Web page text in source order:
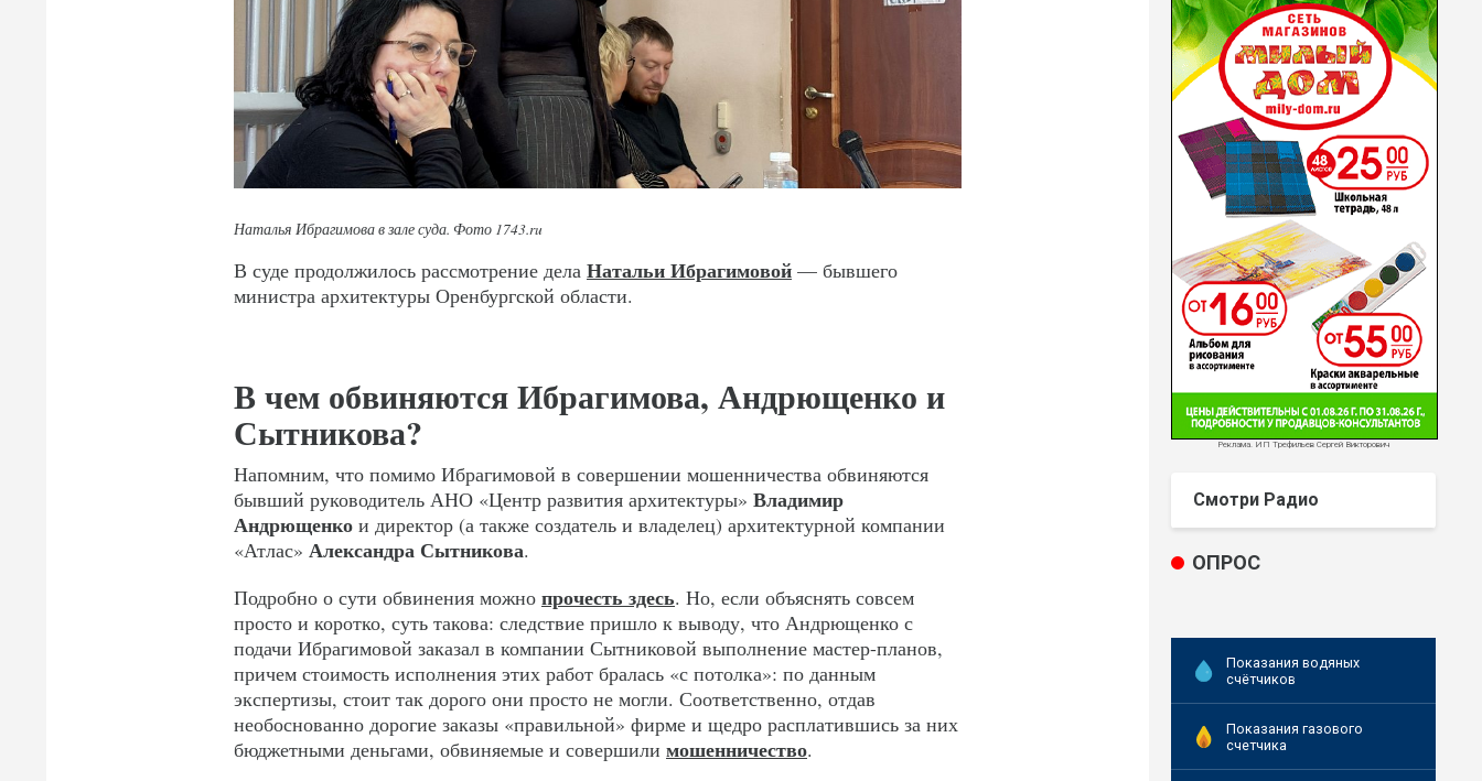
Наталья Ибрагимова в зале суда. Фото 1743.ru
В суде продолжилось рассмотрение дела Натальи Ибрагимовой — бывшего
министра архитектуры Оренбургской области.
В чем обвиняются Ибрагимова, Андрющенко и
Сытникова?
Напомним, что помимо Ибрагимовой в совершении мошенничества обвиняются
бывший руководитель АНО «Центр развития архитектуры» Владимир
Андрющенко и директор (а также создатель и владелец) архитектурной компании
«Атлас» Александра Сытникова.
Подробно о сути обвинения можно прочесть здесь. Но, если объяснять совсем
просто и коротко, суть такова: следствие пришло к выводу, что Андрющенко с
подачи Ибрагимовой заказал в компании Сытниковой выполнение мастер-планов,
причем стоимость исполнения этих работ бралась «с потолка»: по данным
экспертизы, стоит так дорого они просто не могли. Соответственно, отдав
необоснованно дорогие заказы «правильной» фирме и щедро расплатившись за них
бюджетными деньгами, обвиняемые и совершили мошенничество.
Реклама. ИП Трефильев Сергей Викторович
Смотри Радио
ОПРОС
Показания водяных
счётчиков
Показания газового
счетчика